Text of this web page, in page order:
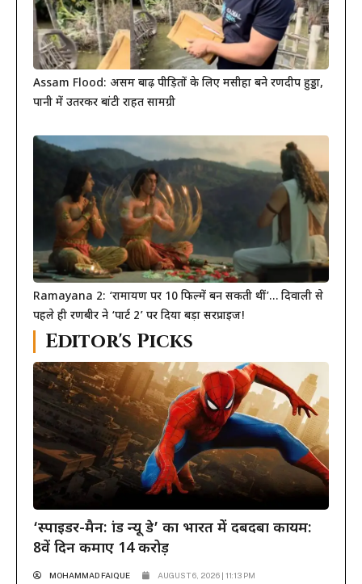
Assam Flood: असम बाढ़ पीड़ितों के लिए मसीहा बने रणदीप हुड्डा,
पानी में उतरकर बांटी राहत सामग्री
Ramayana 2: ‘रामायण पर 10 फिल्में बन सकती थीं’… दिवाली से
पहले ही रणबीर ने ‘पार्ट 2’ पर दिया बड़ा सरप्राइज!
Editor's Picks
‘स्पाइडर-मैन: ब्रांड न्यू डे’ का भारत में दबदबा कायम:
8वें दिन कमाए 14 करोड़
MOHAMMAD FAIQUE AUGUST 6, 2026 | 11:13 PM